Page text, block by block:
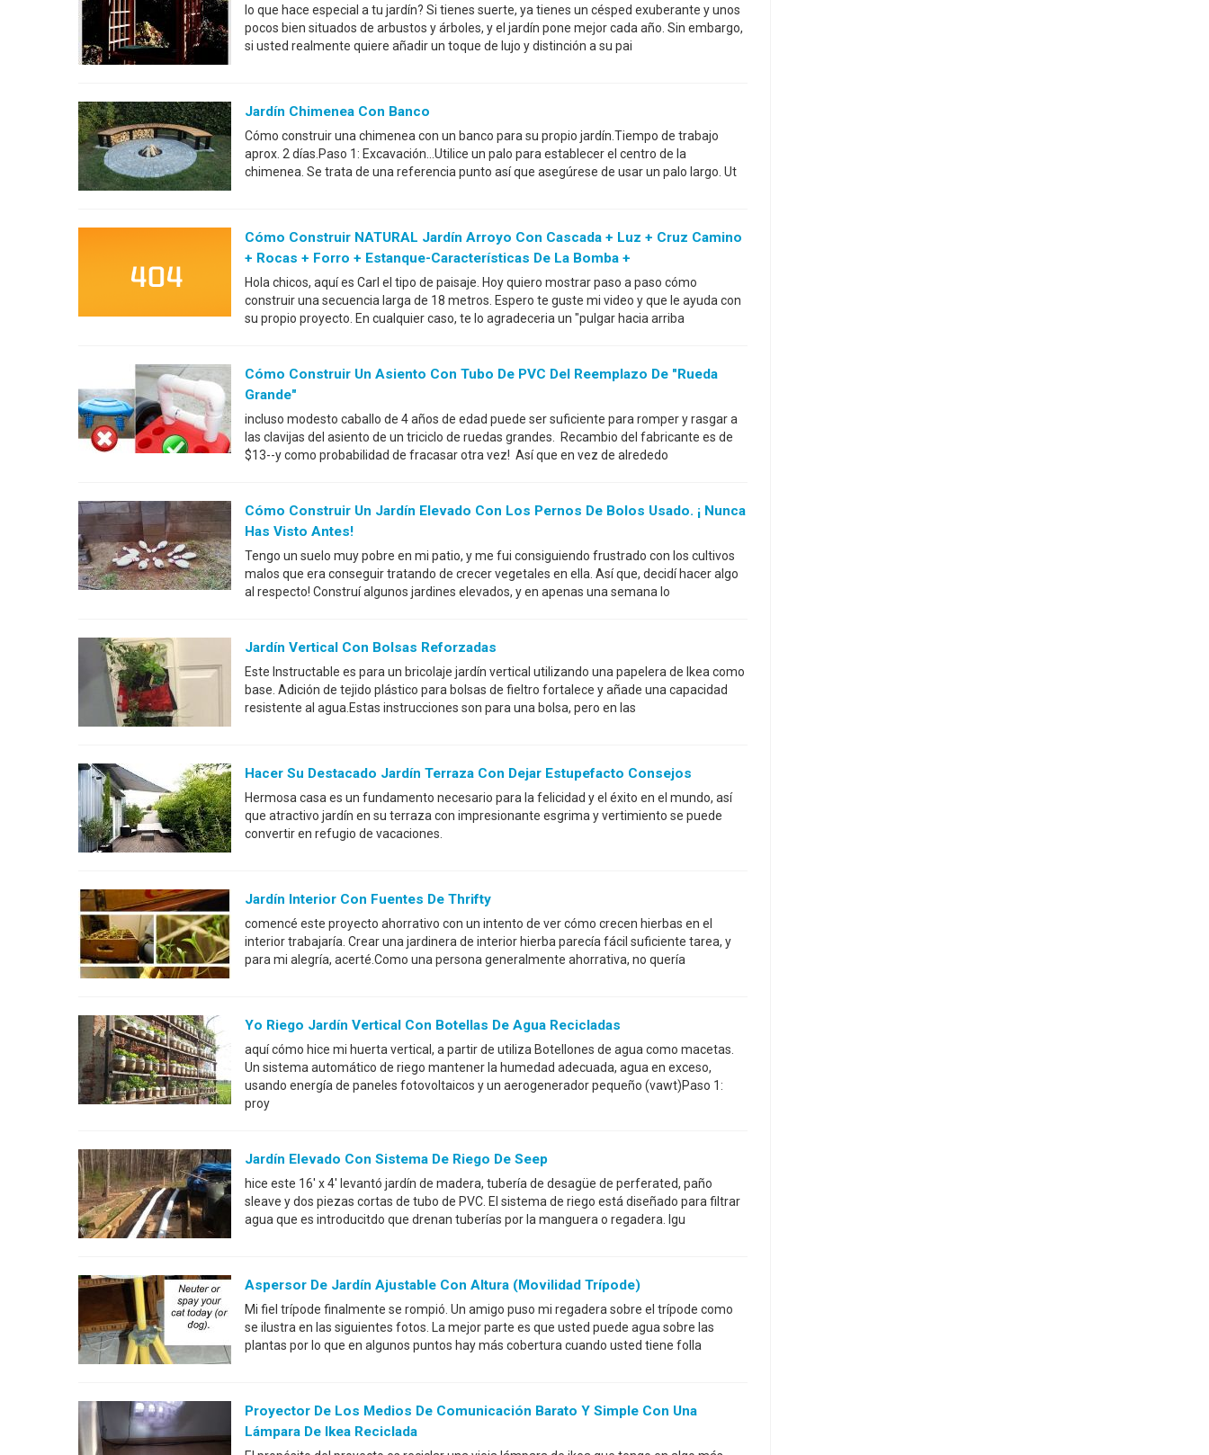
lo que hace especial a tu jardín? Si tienes suerte, ya tienes un césped exuberante y unos
pocos bien situados de arbustos y árboles, y el jardín pone mejor cada año. Sin embargo,
si usted realmente quiere añadir un toque de lujo y distinción a su pai
Jardín Chimenea Con Banco
Cómo construir una chimenea con un banco para su propio jardín.Tiempo de trabajo
aprox. 2 días.Paso 1: Excavación...Utilice un palo para establecer el centro de la
chimenea. Se trata de una referencia punto así que asegúrese de usar un palo largo. Ut
Cómo Construir NATURAL Jardín Arroyo Con Cascada + Luz + Cruz Camino
+ Rocas + Forro + Estanque-Características De La Bomba +
Hola chicos, aquí es Carl el tipo de paisaje. Hoy quiero mostrar paso a paso cómo
construir una secuencia larga de 18 metros. Espero te guste mi video y que le ayuda con
su propio proyecto. En cualquier caso, te lo agradeceria un "pulgar hacia arriba
Cómo Construir Un Asiento Con Tubo De PVC Del Reemplazo De "Rueda
Grande"
incluso modesto caballo de 4 años de edad puede ser suficiente para romper y rasgar a
las clavijas del asiento de un triciclo de ruedas grandes. Recambio del fabricante es de
$13--y como probabilidad de fracasar otra vez! Así que en vez de alrededo
Cómo Construir Un Jardín Elevado Con Los Pernos De Bolos Usado. ¡ Nunca
Has Visto Antes!
Tengo un suelo muy pobre en mi patio, y me fui consiguiendo frustrado con los cultivos
malos que era conseguir tratando de crecer vegetales en ella. Así que, decidí hacer algo
al respecto! Construí algunos jardines elevados, y en apenas una semana lo
Jardín Vertical Con Bolsas Reforzadas
Este Instructable es para un bricolaje jardín vertical utilizando una papelera de Ikea como
base. Adición de tejido plástico para bolsas de fieltro fortalece y añade una capacidad
resistente al agua.Estas instrucciones son para una bolsa, pero en las
Hacer Su Destacado Jardín Terraza Con Dejar Estupefacto Consejos
Hermosa casa es un fundamento necesario para la felicidad y el éxito en el mundo, así
que atractivo jardín en su terraza con impresionante esgrima y vertimiento se puede
convertir en refugio de vacaciones.
Jardín Interior Con Fuentes De Thrifty
comencé este proyecto ahorrativo con un intento de ver cómo crecen hierbas en el
interior trabajaría. Crear una jardinera de interior hierba parecía fácil suficiente tarea, y
para mi alegría, acerté.Como una persona generalmente ahorrativa, no quería
Yo Riego Jardín Vertical Con Botellas De Agua Recicladas
aquí cómo hice mi huerta vertical, a partir de utiliza Botellones de agua como macetas.
Un sistema automático de riego mantener la humedad adecuada, agua en exceso,
usando energía de paneles fotovoltaicos y un aerogenerador pequeño (vawt)Paso 1:
proy
Jardín Elevado Con Sistema De Riego De Seep
hice este 16' x 4' levantó jardín de madera, tubería de desagüe de perferated, paño
sleave y dos piezas cortas de tubo de PVC. El sistema de riego está diseñado para filtrar
agua que es introducitdo que drenan tuberías por la manguera o regadera. Igu
Aspersor De Jardín Ajustable Con Altura (movilidad Trípode)
Mi fiel trípode finalmente se rompió. Un amigo puso mi regadera sobre el trípode como
se ilustra en las siguientes fotos. La mejor parte es que usted puede agua sobre las
plantas por lo que en algunos puntos hay más cobertura cuando usted tiene folla
Proyector De Los Medios De Comunicación Barato Y Simple Con Una
Lámpara De Ikea Reciclada